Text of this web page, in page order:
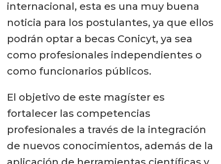
internacional, esta es una muy buena
noticia para los postulantes, ya que ellos
podrán optar a becas Conicyt, ya sea
como profesionales independientes o
como funcionarios públicos.
El objetivo de este magíster es
fortalecer las competencias
profesionales a través de la integración
de nuevos conocimientos, además de la